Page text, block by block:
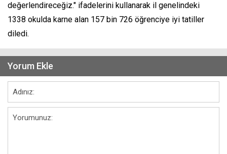
değerlendireceğiz." ifadelerini kullanarak il genelindeki
1338 okulda karne alan 157 bin 726 öğrenciye iyi tatiller
diledi.
Yorum Ekle